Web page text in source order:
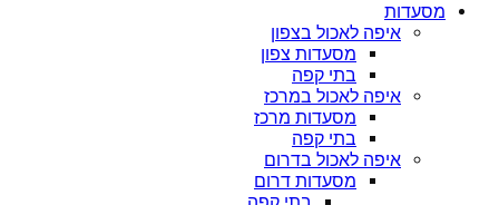
מסעדות
איפה לאכול בצפון
מסעדות צפון
בתי קפה
איפה לאכול במרכז
מסעדות מרכז
בתי קפה
איפה לאכול בדרום
מסעדות דרום